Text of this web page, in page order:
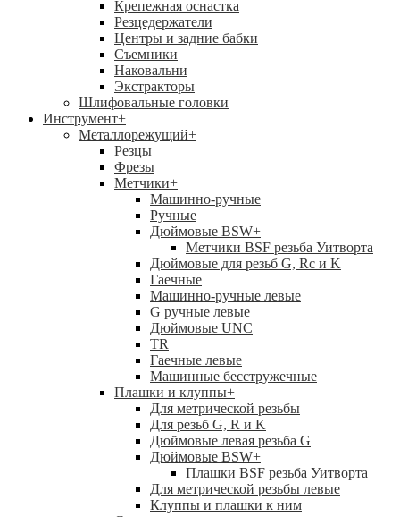
Крепежная оснастка
Резцедержатели
Центры и задние бабки
Съемники
Наковальни
Экстракторы
Шлифовальные головки
Инструмент+
Металлорежущий+
Резцы
Фрезы
Метчики+
Машинно-ручные
Ручные
Дюймовые BSW+
Метчики BSF резьба Уитворта
Дюймовые для резьб G, Rc и K
Гаечные
Машинно-ручные левые
G ручные левые
Дюймовые UNC
TR
Гаечные левые
Машинные бесстружечные
Плашки и клуппы+
Для метрической резьбы
Для резьб G, R и K
Дюймовые левая резьба G
Дюймовые BSW+
Плашки BSF резьба Уитворта
Для метрической резьбы левые
Клуппы и плашки к ним